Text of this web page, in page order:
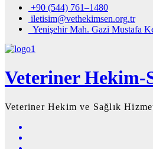
+90 (544) 761–1480
iletisim@vethekimsen.org.tr
Yenişehir Mah. Gazi Mustafa
Veteriner Hekim-
Veteriner Hekim ve Sağlık